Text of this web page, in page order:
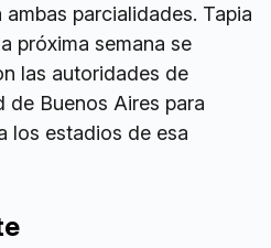
parcialidades. Tapia
próxima semana se
las autoridades de
de Buenos Aires para
los estadios de esa